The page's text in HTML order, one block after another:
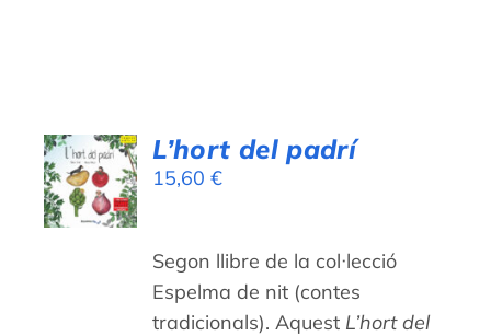
AFEGEIX
A LA
CISTELLA
L’hort del padrí
15,60€
Segon llibre de la col·lecció
Espelma de nit (contes
tradicionals). Aquest L’hort del